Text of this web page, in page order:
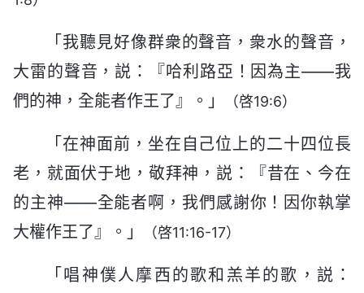
「我聽見好像群衆的聲音，衆水的聲音，
大雷的聲音，説：『哈利路亞！因為主——我
們的神，全能者作王了』。」
（啓19:6）
「在神面前，坐在自己位上的二十四位長
老，就面伏于地，敬拜神，説：『昔在、今在
的主神——全能者啊，我們感謝你！因你執掌
大權作王了』。」
（啓11:16-17）
「唱神僕人摩西的歌和羔羊的歌，説：